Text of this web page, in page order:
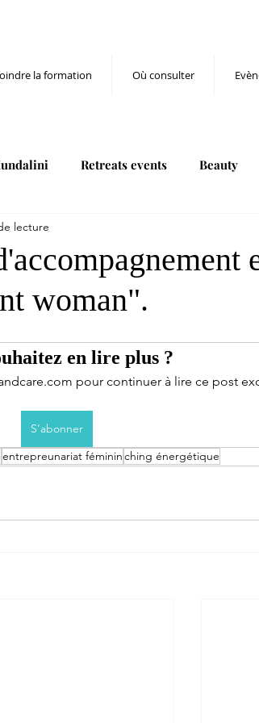
la formation Où consulter
Retreats events Beauty
woman".
lecture
en lire plus ?
pour continuer à lire ce post
S'abonner
entrepreunariat fémininching énergétique